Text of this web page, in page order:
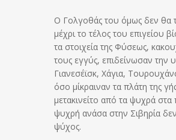
Ο Γολγοθάς του όμως δεν θα
μέχρι το τέλος του
τα στοιχεία της Φύσεως,
τους εγγύς, επιδείνωσαν
Γιανεσέϊσκ, Χάγια,
όσο μίκραιναν τα πλάτη της
μετακινείτο από τα ψυχρά στα
ψυχρή ανάσα στην Σιβηρία
ψύχος.